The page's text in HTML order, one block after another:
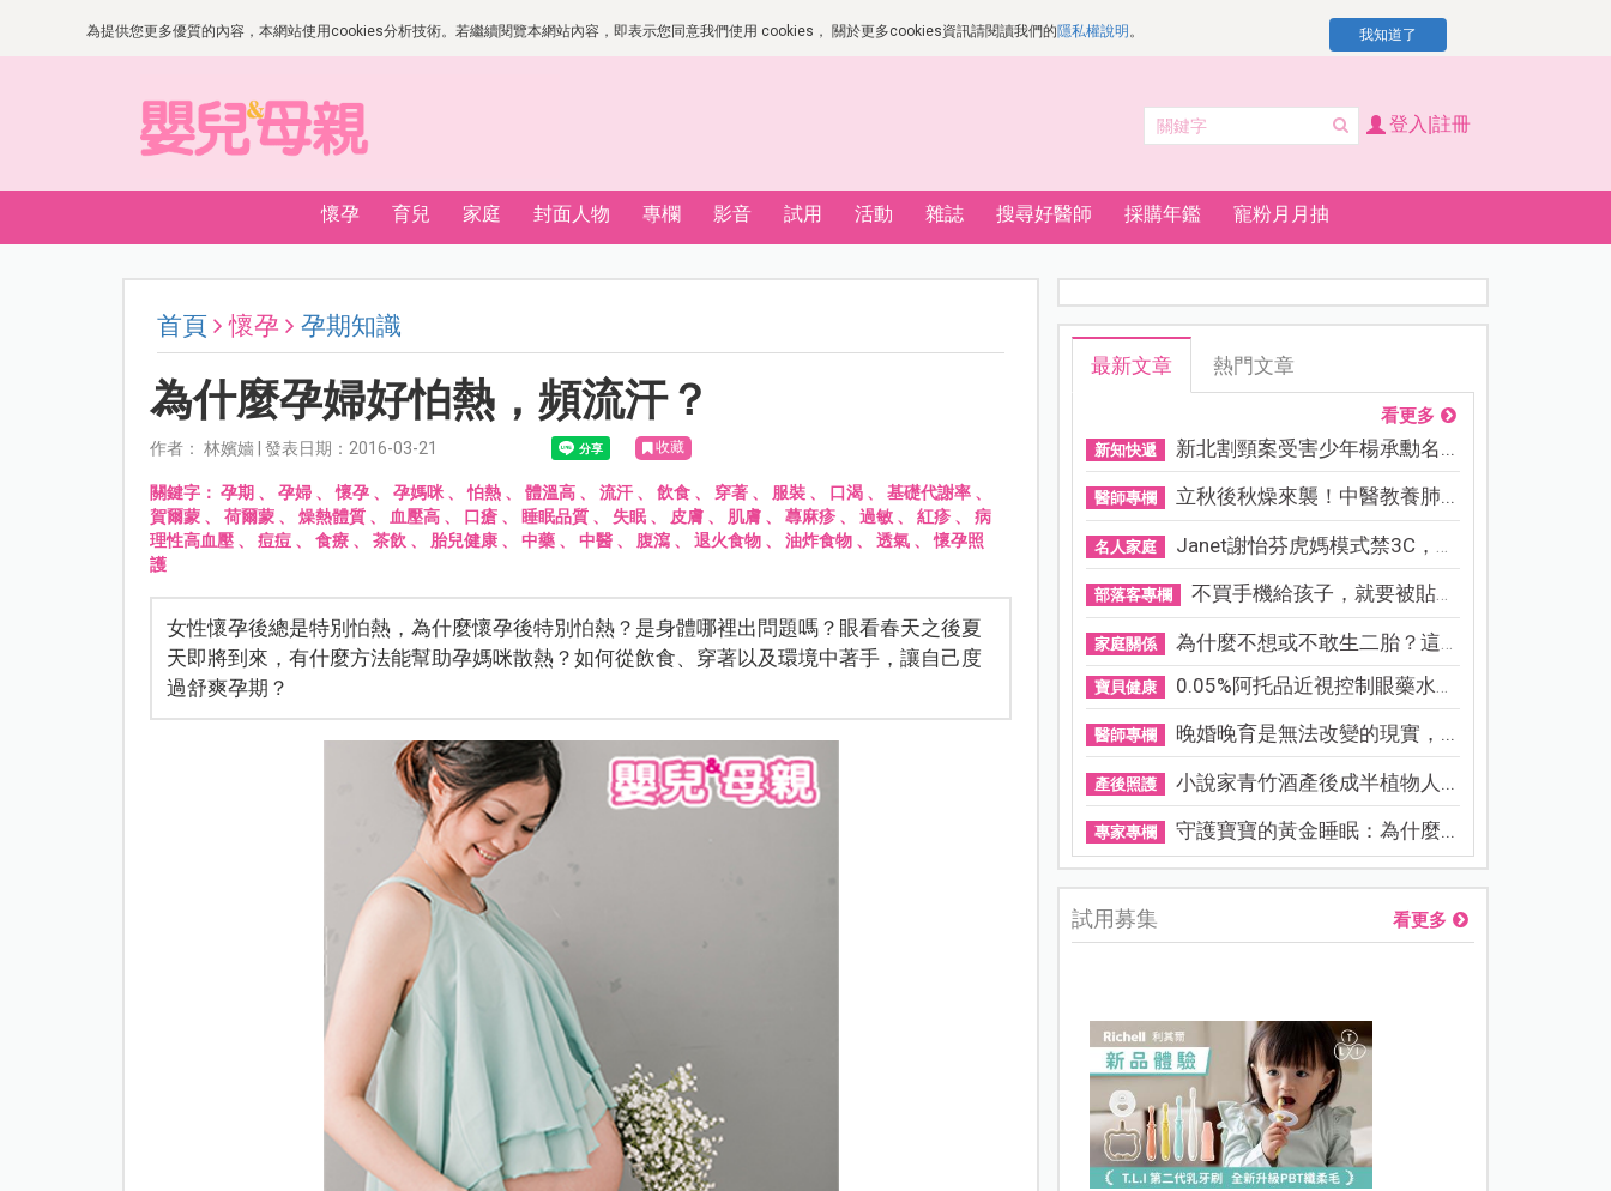
為提供您更多優質的內容，本網站使用cookies分析技術。若繼續閱覽本網站內容，即表示您同意我們使用 cookies， 關於更多cookies資訊請閱讀我們的隱私權說明 。 我知道了
登入|註冊
懷孕 育兒 家庭 封面人物 專欄 影音 試用 活動 雜誌 搜尋好醫師 採購年鑑 寵粉月月抽
首頁 懷孕 孕期知識
為什麼孕婦好怕熱，頻流汗？
作者： 林嬪嬙 | 發表日期：2016-03-21 收藏
關鍵字： 孕期 、 孕婦、懷孕、 孕媽咪、怕熱、 體溫高、 流汗、 飲食、 穿著、 服裝、 口渴、 基礎代謝率、
賀爾蒙、 荷爾蒙、 燥熱體質、 血壓高、 口瘡、 睡眠品質、 失眠、 皮膚、 肌膚、 蕁麻疹、 過敏、 紅疹、 病
理性高血壓、 痘痘、 食療、 茶飲、 胎兒健康、 中藥、 中醫、 腹瀉、 退火食物、 油炸食物、 透氣、懷孕照
護
女性懷孕後總是特別怕熱，為什麼懷孕後特別怕熱？是身體哪裡出問題嗎？眼看春天之後夏
天即將到來，有什麼方法能幫助孕媽咪散熱？如何從飲食、穿著以及環境中著手，讓自己度
過舒爽孕期？
最新文章 熱門文章
看更多
新知快遞 新北割頸案受害少年楊承勳名...
醫師專欄 立秋後秋燥來襲！中醫教養肺...
名人家庭 Janet謝怡芬虎媽模式禁3C，看...
部落客專欄 不買手機給孩子，就要被貼「...
家庭關係 為什麼不想或不敢生二胎？這8...
寶貝健康 0.05%阿托品近視控制眼藥水納...
醫師專欄 晚婚晚育是無法改變的現實，...
產後照護 小說家青竹酒產後成半植物人...
專家專欄 守護寶寶的黃金睡眠：為什麼...
試用募集 看更多